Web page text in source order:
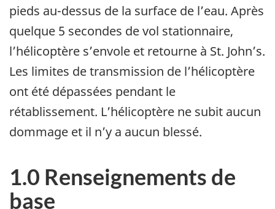
pieds au-dessus de la surface de l’eau. Après
quelque 5 secondes de vol stationnaire,
l’hélicoptère s’envole et retourne à St. John’s.
Les limites de transmission de l’hélicoptère
ont été dépassées pendant le
rétablissement. L’hélicoptère ne subit aucun
dommage et il n’y a aucun blessé.
1.0 Renseignements de
base